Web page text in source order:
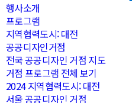
행사소개
프로그램
지역협력도시: 대전
공공디자인거점
전국 공공디자인 거점 지도
거점 프로그램 전체 보기
2024 지역협력도시: 대전
서울 공공디자인 거점